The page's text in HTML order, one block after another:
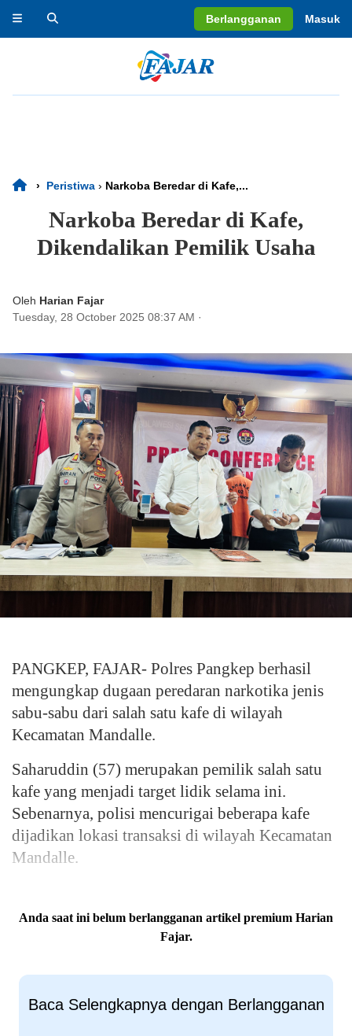
Berlangganan Masuk
› Peristiwa › Narkoba Beredar di Kafe,...
Narkoba Beredar di Kafe,
Dikendalikan Pemilik Usaha
Oleh Harian Fajar
Tuesday, 28 October 2025 08:37 AM ·
PANGKEP, FAJAR- Polres Pangkep berhasil
mengungkap dugaan peredaran narkotika jenis
sabu-sabu dari salah satu kafe di wilayah
Kecamatan Mandalle.
Saharuddin (57) merupakan pemilik salah satu
kafe yang menjadi target lidik selama ini.
Sebenarnya, polisi mencurigai beberapa kafe
dijadikan lokasi transaksi di wilayah Kecamatan
Mandalle.
Anda saat ini belum berlangganan artikel premium Harian
Fajar.
Baca Selengkapnya dengan Berlangganan